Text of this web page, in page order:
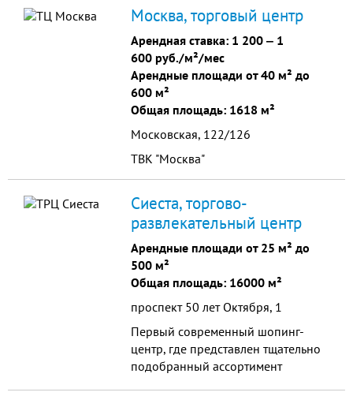
Москва, торговый центр
Арендная ставка: 1 200 ‒ 1
600 руб./м²/мес
Арендные площади от 40 м² до
600 м²
Общая площадь: 1618 м²
Московская, 122/126
ТВК "Москва"
Сиеста, торгово-
развлекательный центр
Арендные площади от 25 м² до
500 м²
Общая площадь: 16000 м²
проспект 50 лет Октября, 1
Первый современный шопинг-
центр, где представлен тщательно
подобранный ассортимент